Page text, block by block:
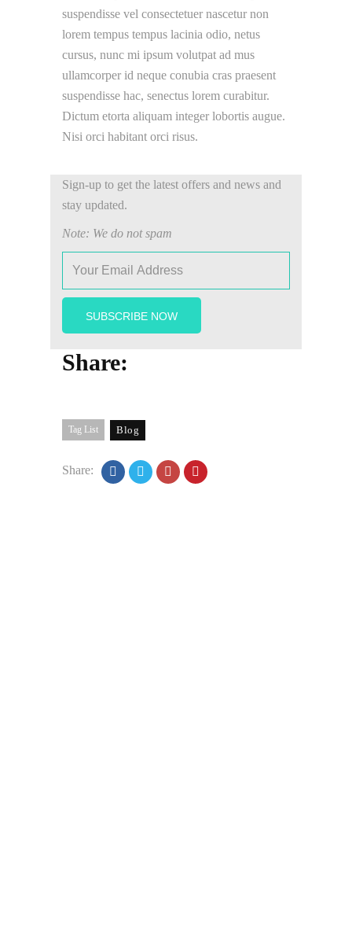
suspendisse vel consectetuer nascetur non
lorem tempus tempus lacinia odio, netus
cursus, nunc mi ipsum volutpat ad mus
ullamcorper id neque conubia cras praesent
suspendisse hac, senectus lorem curabitur.
Dictum etorta aliquam integer lobortis augue.
Nisi orci habitant orci risus.
Sign-up to get the latest offers and news and
stay updated.
Note: We do not spam
Share:
Tag List Blog
Share: